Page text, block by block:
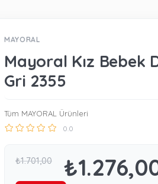
MAYORAL
Mayoral Kız Bebek
Gri 2355
Tüm MAYORAL Ürünleri
0.0
₺1.701,00